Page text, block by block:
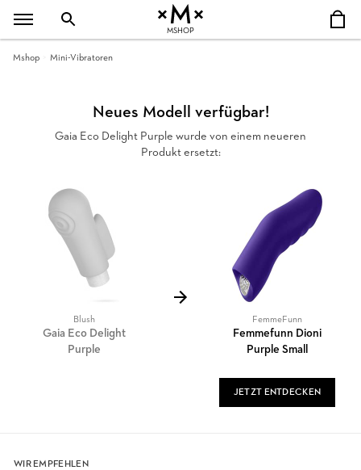
MSHOP
Mshop Mini-Vibratoren
Neues Modell verfügbar!
Gaia Eco Delight Purple wurde von einem neueren
Produkt ersetzt:
Blush
Gaia Eco Delight
Purple
FemmeFunn
Femmefunn Dioni
Purple Small
JETZT ENTDECKEN
WIR EMPFEHLEN